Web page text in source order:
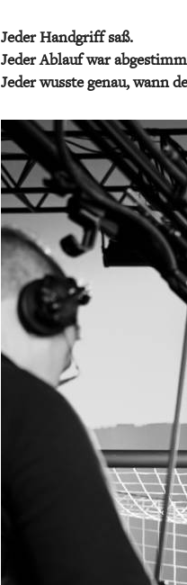
Jeder Handgriff saß.
Jeder Ablauf war
Jeder wusste genau, wann